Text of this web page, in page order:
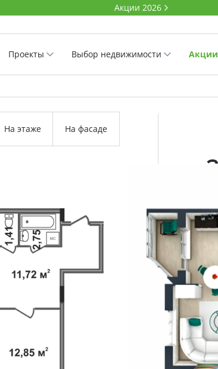
Акции 2026
Проекты Выбор недвижимости Акции
На этаже На фасаде